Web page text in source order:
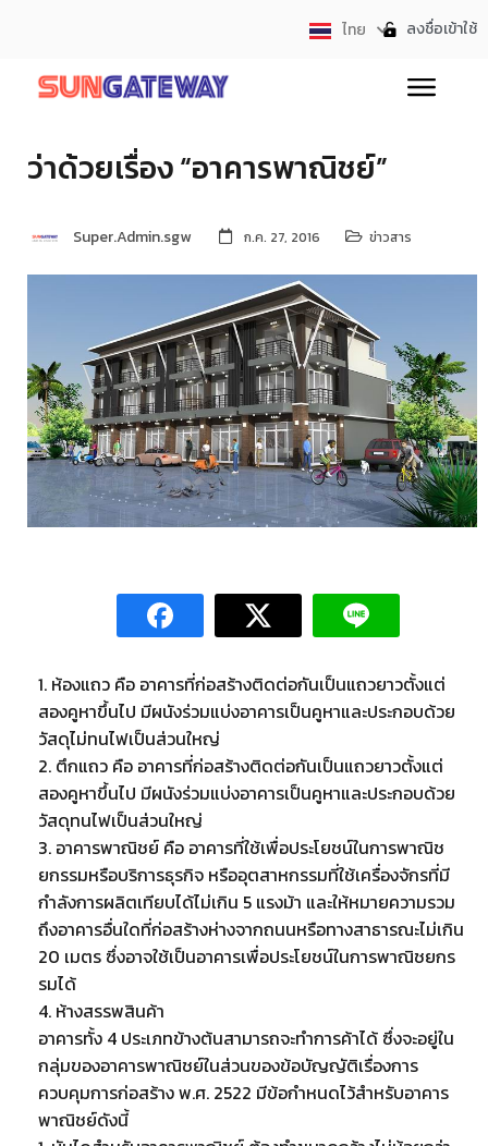
ไทย
English ลงชื่อเข้าใช้
ว่าด้วยเรื่อง “อาคารพาณิชย์”
Super.Admin.sgw ก.ค. 27, 2016 ข่าวสาร
1. ห้องแถว คือ อาคารที่ก่อสร้างติดต่อกันเป็นแถวยาวตั้งแต่
สองคูหาขึ้นไป มีผนังร่วมแบ่งอาคารเป็นคูหาและประกอบด้วย
วัสดุไม่ทนไฟเป็นส่วนใหญ่
2. ตึกแถว คือ อาคารที่ก่อสร้างติดต่อกันเป็นแถวยาวตั้งแต่
สองคูหาขึ้นไป มีผนังร่วมแบ่งอาคารเป็นคูหาและประกอบด้วย
วัสดุทนไฟเป็นส่วนใหญ่
3. อาคารพาณิชย์ คือ อาคารที่ใช้เพื่อประโยชน์ในการพาณิช
ยกรรมหรือบริการธุรกิจ หรืออุตสาหกรรมที่ใช้เครื่องจักรที่มี
กำลังการผลิตเทียบได้ไม่เกิน 5 แรงม้า และให้หมายความรวม
ถึงอาคารอื่นใดที่ก่อสร้างห่างจากถนนหรือทางสาธารณะไม่เกิน
20 เมตร ซึ่งอาจใช้เป็นอาคารเพื่อประโยชน์ในการพาณิชยกร
รมได้
4. ห้างสรรพสินค้า
อาคารทั้ง 4 ประเภทข้างต้นสามารถจะทำการค้าได้ ซึ่งจะอยู่ใน
กลุ่มของอาคารพาณิชย์ในส่วนของข้อบัญญัติเรื่องการ
ควบคุมการก่อสร้าง พ.ศ. 2522 มีข้อกำหนดไว้สำหรับอาคาร
พาณิชย์ดังนี้